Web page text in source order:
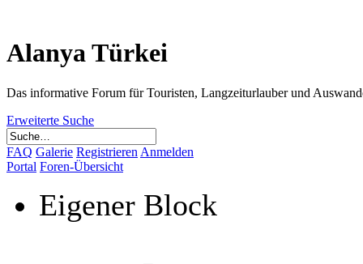
Alanya Türkei
Das informative Forum für Touristen, Langzeiturlauber und
Erweiterte Suche
FAQ Galerie Registrieren Anmelden
Portal Foren-Übersicht
Eigener Block